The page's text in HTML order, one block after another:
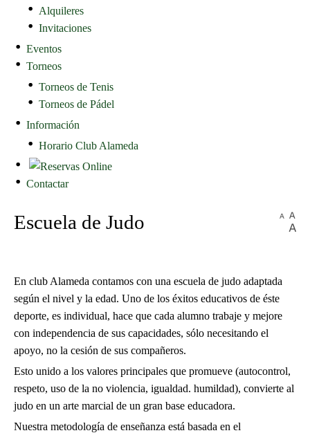
Alquileres
Invitaciones
Eventos
Torneos
Torneos de Tenis
Torneos de Pádel
Información
Horario Club Alameda
Contactar
Escuela de Judo
En club Alameda contamos con una escuela de judo adaptada
según el nivel y la edad. Uno de los éxitos educativos de éste
deporte, es individual, hace que cada alumno trabaje y mejore
con independencia de sus capacidades, sólo necesitando el
apoyo, no la cesión de sus compañeros.
Esto unido a los valores principales que promueve (autocontrol,
respeto, uso de la no violencia, igualdad. humildad), convierte al
judo en un arte marcial de un gran base educadora.
Nuestra metodología de enseñanza está basada en el